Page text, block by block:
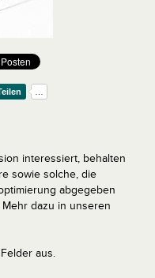
interessiert, behalten
sowie solche, die
abgegeben
dazu in unseren
aus.